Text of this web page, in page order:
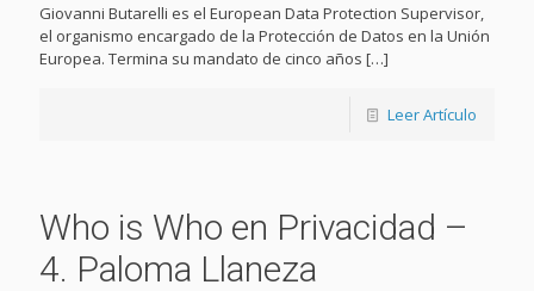
Giovanni Butarelli es el European Data Protection Supervisor,
el organismo encargado de la Protección de Datos en la Unión
Europea. Termina su mandato de cinco años […]
Leer Artículo
Who is Who en Privacidad –
4. Paloma Llaneza